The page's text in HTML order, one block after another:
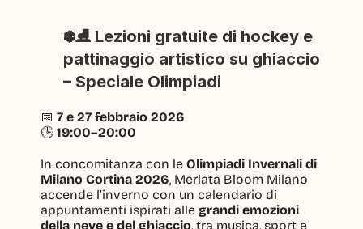
❄️⛸️ Lezioni gratuite di hockey e
pattinaggio artistico su ghiaccio
– Speciale Olimpiadi
📅 7 e 27 febbraio 2026
🕒 19:00–20:00
In concomitanza con le Olimpiadi Invernali di
Milano Cortina 2026, Merlata Bloom Milano
accende l’inverno con un calendario di
appuntamenti ispirati alle grandi emozioni
della neve e del ghiaccio, tra musica, sport e